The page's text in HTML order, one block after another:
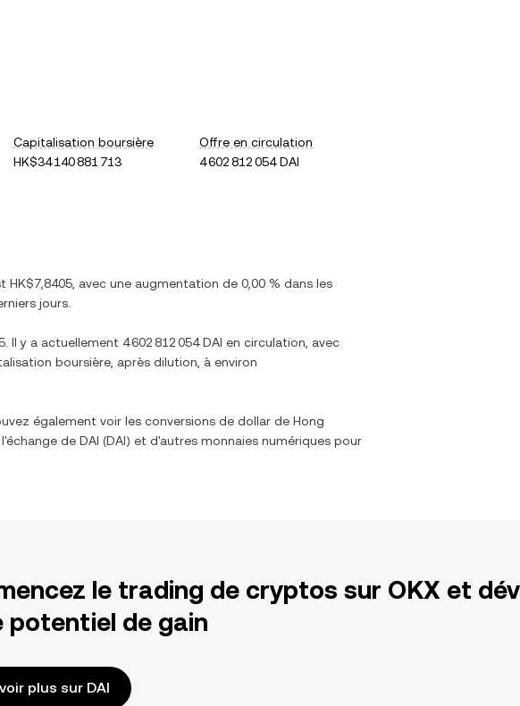
Capitalisation boursière
HK$34 140 881 713
Offre en circulation
4 602 812 054 DAI
HK$7,8405 , avec une augmentation de 0,00 % dans les
jours.
. Il y a actuellement 4 602 812 054 DAI en circulation, avec
boursière, après dilution, à environ
également voir les conversions de dollar de Hong
de DAI (DAI) et d'autres monnaies numériques pour
le trading de cryptos sur OKX et
potentiel de gain
plus sur DAI